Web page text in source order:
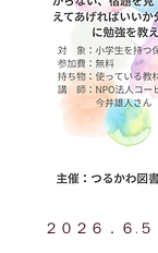
２０２６．６.